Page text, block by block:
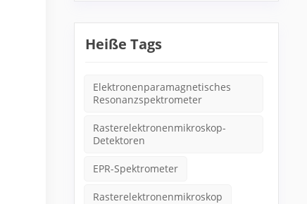
Heiße Tags
Elektronenparamagnetisches
Resonanzspektrometer
Rasterelektronenmikroskop-
Detektoren
EPR-Spektrometer
Rasterelektronenmikroskop